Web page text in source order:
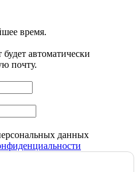
время.
автоматически
почту.
данных